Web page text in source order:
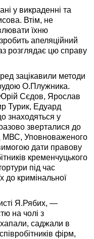
у викраденні та
Втім, не
їхню
апеляційний
розглядає цю справу
зацікавили методи
О.Плужника.
Юрій Сєдов, Ярослав
Турик, Едуард
знаходяться у
зверталися до
МВС, Уповноваженого
дати правову
кременчуцького
під час
до кримінальної
Я.Рябих, —
на чолі з
саджали в
фірм,